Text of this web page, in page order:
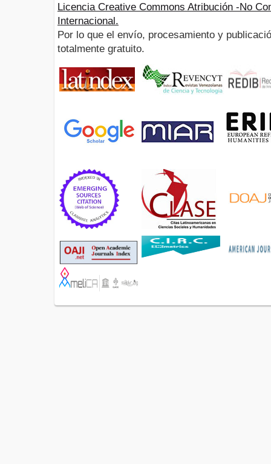
Licencia Creative Commons Atribución -No
Internacional.
Por lo que el envío, procesamiento y
totalmente gratuito.